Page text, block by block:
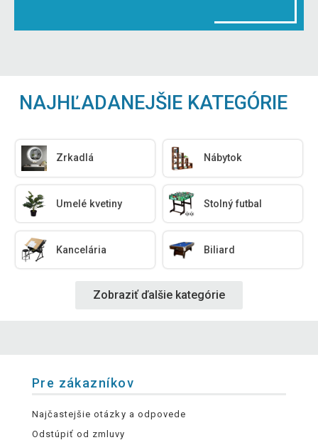
NAJHĽADANEJŠIE KATEGÓRIE
Zrkadlá Nábytok
Umelé kvetiny Stolný futbal
Kancelária Biliard
Zobraziť ďalšie kategórie
Pre zákazníkov
Najčastejšie otázky a odpovede
Odstúpiť od zmluvy